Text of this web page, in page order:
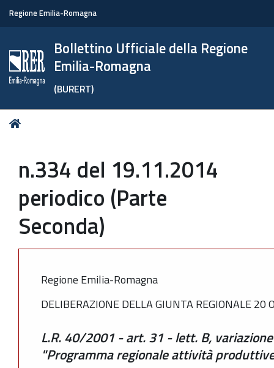
Regione Emilia-Romagna
Bollettino Ufficiale della Regione
Emilia-Romagna
(BURERT)
Tu
n.334 del 19.11.2014
periodico (Parte
Seconda)
Regione Emilia-Romagna
DELIBERAZIONE DELLA GIUNTA REGIONALE 20
L.R. 40/2001 - art. 31 - lett. B,
"Programma regionale attività